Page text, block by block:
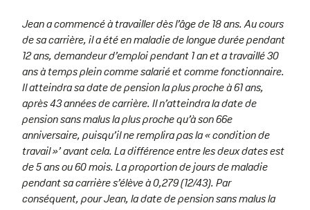
Jean a commencé à travailler dès l’âge de 18 ans. Au cours
de sa carrière, il a été en maladie de longue durée pendant
12 ans, demandeur d’emploi pendant 1 an et a travaillé 30
ans à temps plein comme salarié et comme fonctionnaire.
Il atteindra sa date de pension la plus proche à 61 ans,
après 43 années de carrière. Il n’atteindra la date de
pension sans malus la plus proche qu’à son 66e
anniversaire, puisqu’il ne remplira pas la « condition de
travail »’ avant cela. La différence entre les deux dates est
de 5 ans ou 60 mois. La proportion de jours de maladie
pendant sa carrière s’élève à 0,279 (12/43). Par
conséquent, pour Jean, la date de pension sans malus la